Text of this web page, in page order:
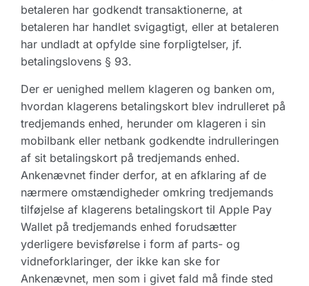
betaleren har godkendt transaktionerne, at
betaleren har handlet svigagtigt, eller at betaleren
har undladt at opfylde sine forpligtelser, jf.
betalingslovens § 93.
Der er uenighed mellem klageren og banken om,
hvordan klagerens betalingskort blev indrulleret på
tredjemands enhed, herunder om klageren i sin
mobilbank eller netbank godkendte indrulleringen
af sit betalingskort på tredjemands enhed.
Ankenævnet finder derfor, at en afklaring af de
nærmere omstændigheder omkring tredjemands
tilføjelse af klagerens betalingskort til Apple Pay
Wallet på tredjemands enhed forudsætter
yderligere bevisførelse i form af parts- og
vidneforklaringer, der ikke kan ske for
Ankenævnet, men som i givet fald må finde sted